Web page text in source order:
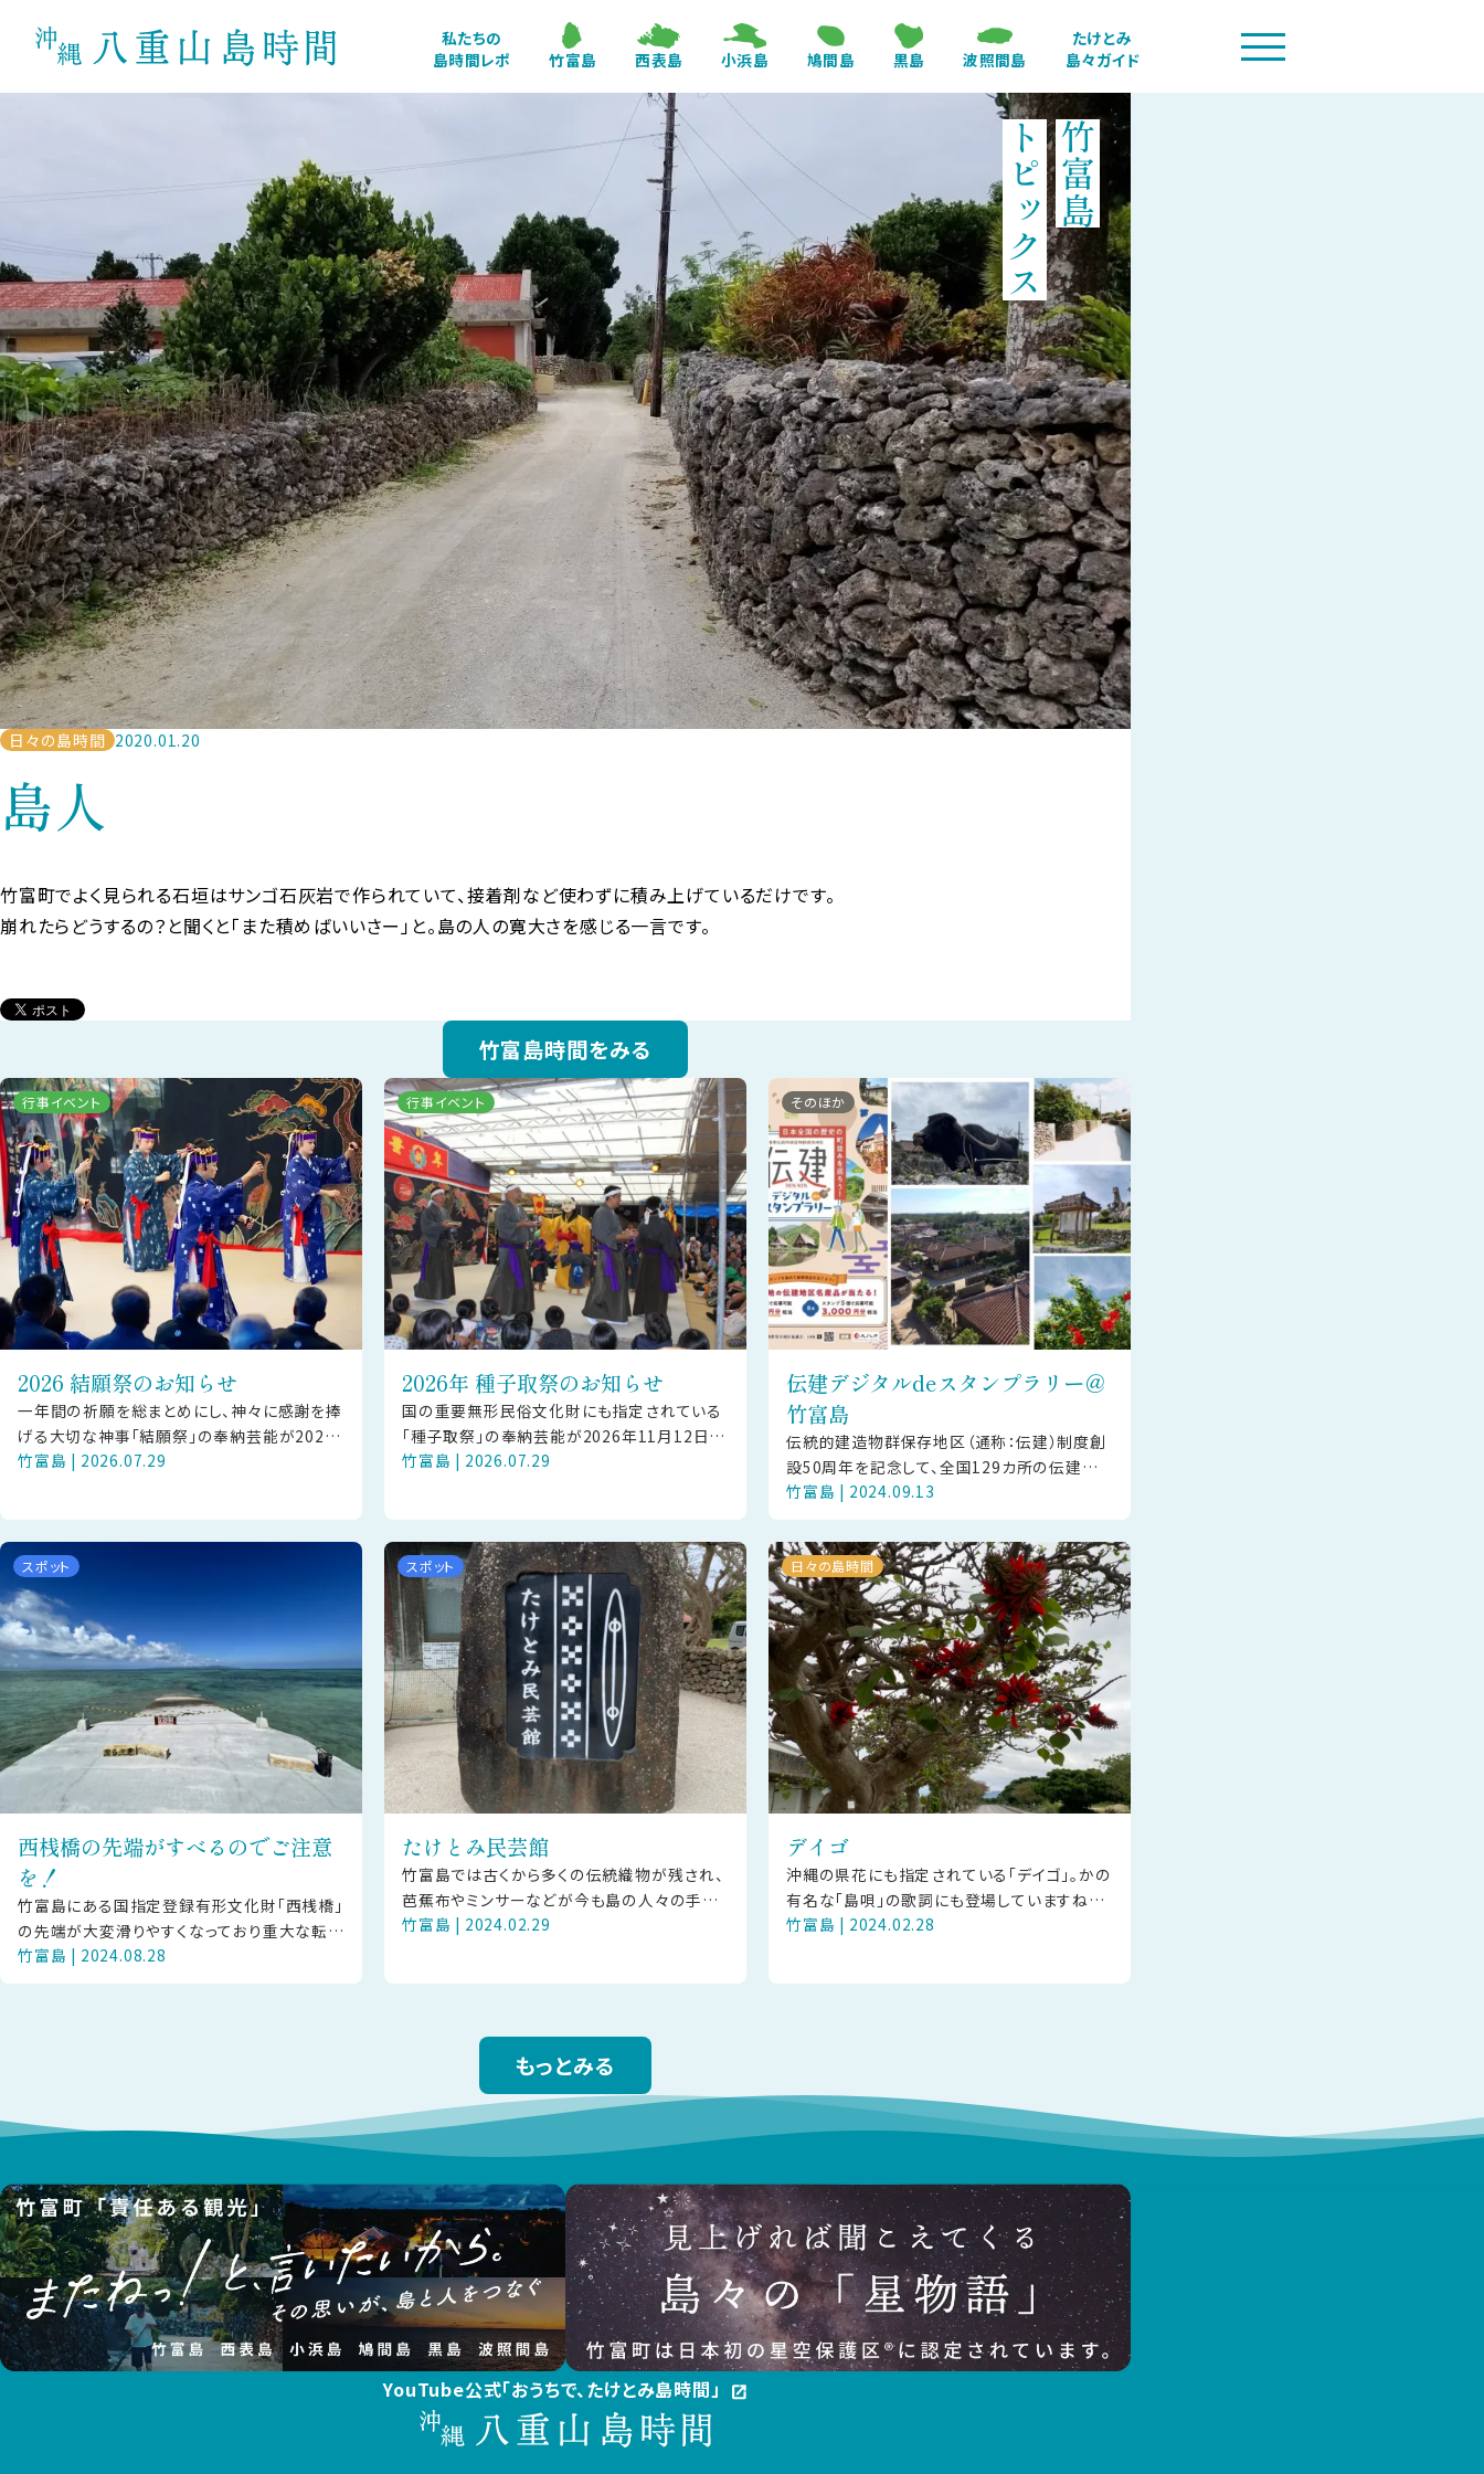
私たちの
島時間レポ
竹富島 西表島 小浜島 鳩間島 黒島 波照間島
たけとみ
島々ガイド
竹富島
トピックス
日々の島時間 2020.01.20
島人
竹富町でよく見られる石垣はサンゴ石灰岩で作られていて、接着剤など使わずに積み上げているだけです。
崩れたらどうするの？と聞くと「また積めばいいさー」と。島の人の寛大さを感じる一言です。
竹富島時間をみる
行事イベント
2026 結願祭のお知らせ
一年間の祈願を総まとめにし、神々に感謝を捧
げる大切な神事「結願祭」の奉納芸能が2026
年9月16日（水）に竹富島にて披露されます。
竹富島 | 2026.07.29
行事イベント
2026年 種子取祭のお知らせ
国の重要無形民俗文化財にも指定されている
「種子取祭」の奉納芸能が2026年11月12日
（木）・13日（金）の2日間にわたり竹富島にて
竹富島 | 2026.07.29
そのほか
伝建デジタルdeスタンプラリー＠
竹富島
伝統的建造物群保存地区（通称：伝建）制度創
設50周年を記念して、全国129カ所の伝建地
区を廻るデジタルスタンプラリーが開催されて
います。竹富島の赤瓦屋根、珊瑚の
竹富島 | 2024.09.13
スポット
西桟橋の先端がすべるのでご注意
を！
竹富島にある国指定登録有形文化財「西桟橋」
の先端が大変滑りやすくなっており重大な転倒
事案が発生しているため、立ち入りを禁止して
おります。竹富島には小さな診療所が
竹富島 | 2024.08.28
スポット
たけとみ民芸館
竹富島では古くから多くの伝統織物が残され、
芭蕉布やミンサーなどが今も島の人々の手に
よって継承されています。竹富島発祥と言われ
竹富島 | 2024.02.29
日々の島時間
デイゴ
沖縄の県花にも指定されている「デイゴ」。かの
有名な「島唄」の歌詞にも登場していますね。
竹富島では少しずつ花が咲き始めています。見
竹富島 | 2024.02.28
もっとみる
YouTube公式「おうちで、たけとみ島時間」 open_in_new